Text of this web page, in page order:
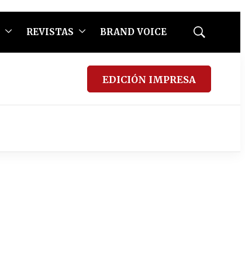
REVISTAS BRAND VOICE
Mostrar
EDICIÓN IMPRESA